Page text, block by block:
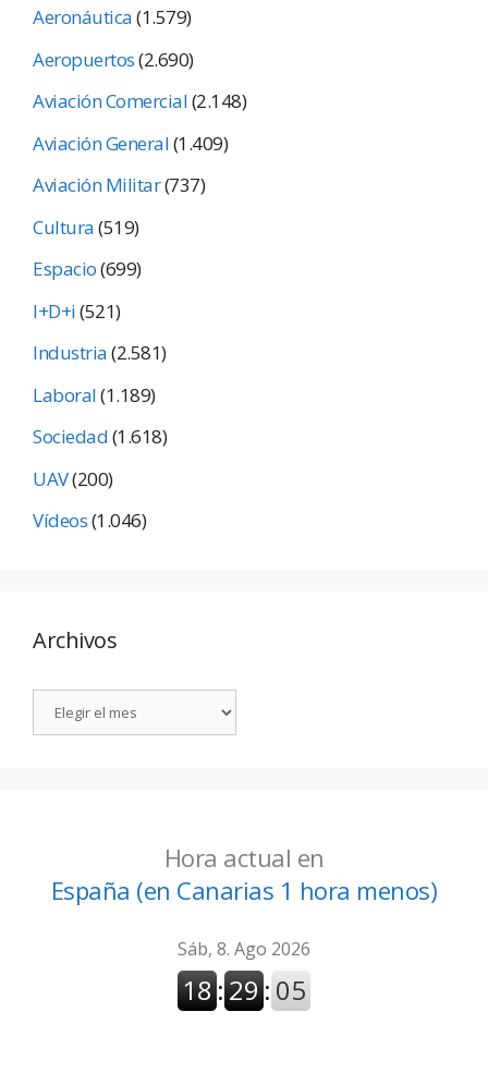
Aeronáutica(1.579)
Aeropuertos(2.690)
Aviación Comercial(2.148)
Aviación General(1.409)
Aviación Militar(737)
Cultura(519)
Espacio(699)
I+D+i(521)
Industria(2.581)
Laboral(1.189)
Sociedad(1.618)
UAV(200)
Vídeos(1.046)
Archivos
Hora actual en
España (en Canarias 1 hora menos)